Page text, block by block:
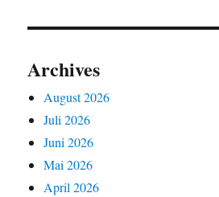
Archives
August 2026
Juli 2026
Juni 2026
Mai 2026
April 2026